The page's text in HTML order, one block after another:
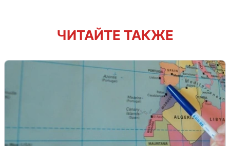
ЧИТАЙТЕ ТАКЖЕ